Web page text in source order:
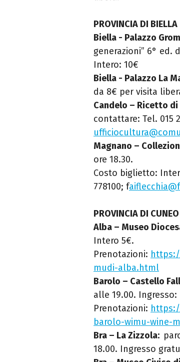
PROVINCIA DI BIELLA
Biella - Palazzo
generazioni” 6° ed.
Intero: 10€
Biella - Palazzo La
da 8€ per visita
Candelo – Ricetto di
contattare: Tel. 015
Magnano –
ore 18.30.
Costo biglietto:
778100; f
PROVINCIA DI CUNEO
Alba – Museo
Intero 5€.
Prenotazioni:
mudi-alba.html
Barolo – Castello
alle 19.00.
Prenotazioni:
barolo-wimu-wine-
Bra – La Zizzola:
18.00. Ingresso